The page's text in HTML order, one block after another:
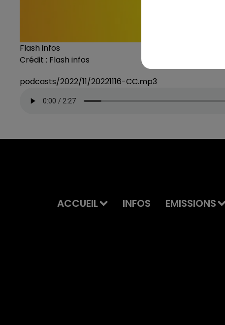
Flash infos
Crédit : Flash infos
podcasts/2022/11/20221116-CC.mp3
ACCUEIL INFOS EMISSIONS